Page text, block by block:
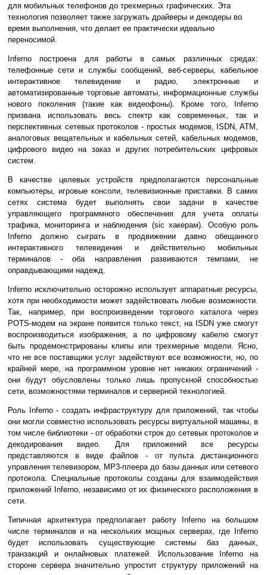
для мобильных телефонов до трехмерных графических. Эта
технология позволяет также загружать драйверы и декодеры во
время выполнения, что делает ее практически идеально
переносимой.
Inferno построена для работы в самых различных средах:
телефонные сети и службы сообщений, веб-серверы, кабельное
интерактивное телевидение и радио, электронные и
автоматизированные торговые автоматы, информационные службы
нового поколения (такие как видеофоны). Кроме того, Inferno
призвана использовать весь спектр как современных, так и
перспективных сетевых протоколов - простых модемов, ISDN, ATM,
аналоговых вещательных и кабельных сетей, кабельных модемов,
цифрового видео на заказ и других потребительских цифровых
систем.
В качестве целевых устройств предполагаются персональные
компьютеры, игровые консоли, телевизионные приставки. В самих
сетях система будет выполнять свои задачи в качестве
управляющего программного обеспечения для учета оплаты
трафика, мониторинга и наблюдения (sic хакерам). Особую роль
Inferno должно сыграть в продвижении давно обещанного
интерактивного телевидения и действительно мобильных
терминалов - оба направления развиваются темпами, не
оправдывающими надежд.
Inferno исключительно осторожно использует аппаратные ресурсы,
хотя при необходимости может задействовать любые возможности.
Так, например, при воспроизведении торгового каталога через
POTS-модем на экране появится только текст, на ISDN уже смогут
воспроизводиться изображения, а по цифровому кабелю смогут
быть продемонстрированы клипы или трехмерные модели. Ясно,
что не все поставщики услуг задействуют все возможности, но, по
крайней мере, на программном уровне нет никаких ограничений -
они будут обусловлены только лишь пропускной способностью
сети, возможностями терминалов и серверной технологией.
Роль Inferno - создать инфраструктуру для приложений, так чтобы
они могли совместно использовать ресурсы виртуальной машины, в
том числе библиотеки - от обработки строк до сетевых протоколов и
декодирования видео. Для приложений все ресурсы
представляются в виде файлов - от пульта дистанционного
управления телевизором, MP3-плеера до базы данных или сетевого
протокола. Специальные протоколы созданы для взаимодействия
приложений Inferno, независимо от их физического расположения в
сети.
Типичная архитектура предполагает работу Inferno на большом
числе терминалов и на нескольких мощных серверах, где Inferno
будет использовать существующие системы баз данных,
транзакций и онлайновых платежей. Использование Inferno на
стороне сервера значительно упростит структуру приложений на